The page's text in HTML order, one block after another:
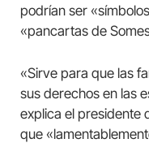
podrían ser
«pancartas de
«Sirve para que las
sus derechos en las
explica el presidente
que